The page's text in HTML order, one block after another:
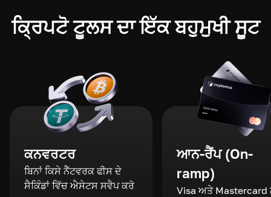
ਕ੍ਰਿਪਟੋ ਟੂਲਸ ਦਾ ਇੱਕ ਬਹੁਮੁਖੀ ਸੂਟ
ਕਨਵਰਟਰ
ਬਿਨਾਂ ਕਿਸੇ ਨੈੱਟਵਰਕ ਫੀਸ ਦੇ
ਸੈਕਿੰਡਾਂ ਵਿੱਚ ਐਸੇਟਸ ਸਵੈਪ ਕਰੋ
ਆਨ-ਰੈਂਪ (On-
ramp)
Visa ਅਤੇ Mastercard